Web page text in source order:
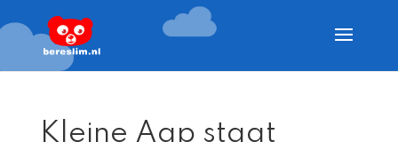
Kleine Aap staat